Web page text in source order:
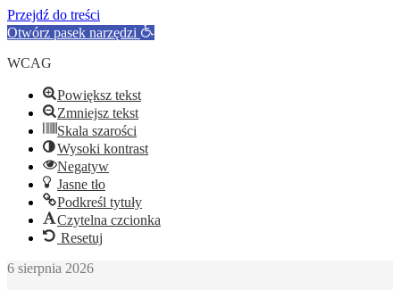
Przejdź do treści
Otwórz pasek narzędzi
WCAG
Powiększ tekst
Zmniejsz tekst
Skala szarości
Wysoki kontrast
Negatyw
Jasne tło
Podkreśl tytuły
Czytelna czcionka
Resetuj
6 sierpnia 2026